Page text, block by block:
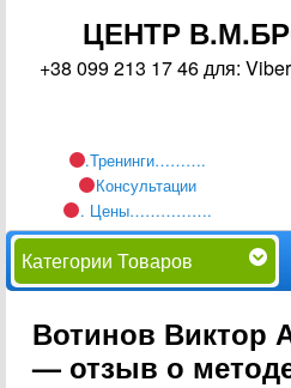
ЦЕНТР
+38 099 213 17 46 для:
.Тренинги……….
Консультации
. Цены…………….
Категории Товаров
Главное
меню
Перейти
основному
Вотинов Виктор
— отзыв о